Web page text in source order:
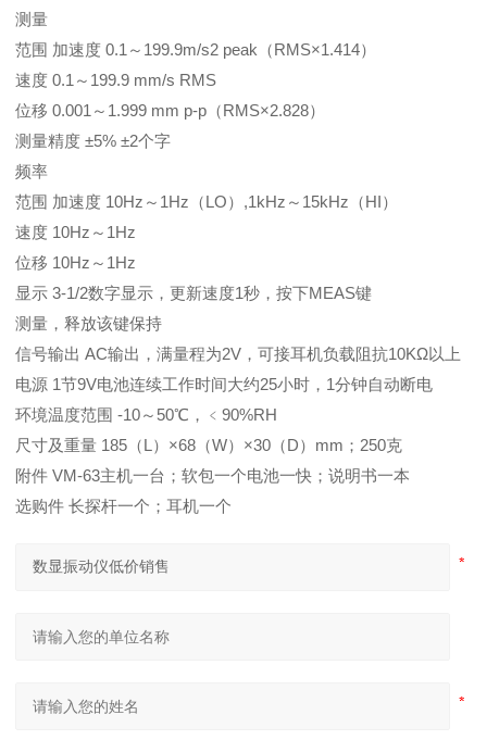
测量
范围 加速度 0.1～199.9m/s2 peak（RMS×1.414）
速度 0.1～199.9 mm/s RMS
位移 0.001～1.999 mm p-p（RMS×2.828）
测量精度 ±5% ±2个字
频率
范围 加速度 10Hz～1Hz（LO）,1kHz～15kHz（HI）
速度 10Hz～1Hz
位移 10Hz～1Hz
显示 3-1/2数字显示，更新速度1秒，按下MEAS键
测量，释放该键保持
信号输出 AC输出，满量程为2V，可接耳机负载阻抗10KΩ以上
电源 1节9V电池连续工作时间大约25小时，1分钟自动断电
环境温度范围 -10～50℃，﹤90%RH
尺寸及重量 185（L）×68（W）×30（D）mm；250克
附件 VM-63主机一台；软包一个电池一快；说明书一本
选购件 长探杆一个；耳机一个